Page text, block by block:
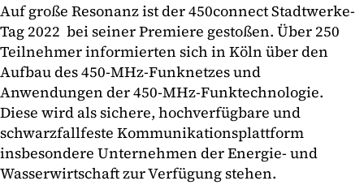
Auf große Resonanz ist der 450connect Stadtwerke-
Tag 2022 bei seiner Premiere gestoßen. Über 250
Teilnehmer informierten sich in Köln über den
Aufbau des 450-MHz-Funknetzes und
Anwendungen der 450-MHz-Funktechnologie.
Diese wird als sichere, hochverfügbare und
schwarzfallfeste Kommunikationsplattform
insbesondere Unternehmen der Energie- und
Wasserwirtschaft zur Verfügung stehen.